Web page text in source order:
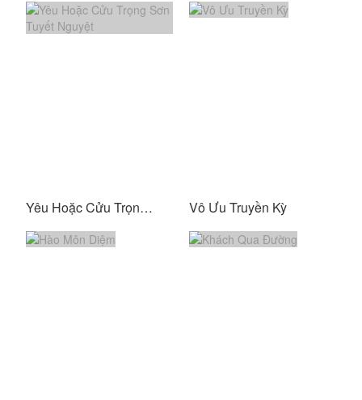
Yêu Hoặc Cửu Trọng Sơn Tuyết Nguyệt Vô Ưu Truyền Kỳ